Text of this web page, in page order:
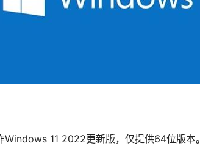
Windows 11 2022更新版，仅提供64位版本。